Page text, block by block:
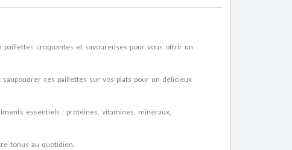
paillettes croquantes et savoureuses pour vous offrir un
saupoudrer ces paillettes sur vos plats pour un délicieux
essentiels : protéines, vitamines, minéraux,
tonus au quotidien.